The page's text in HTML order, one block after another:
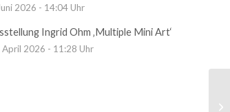
2026 - 14:04 Uhr
Ingrid Ohm ‚Multiple Mini Art‘
April 2026 - 11:28 Uhr